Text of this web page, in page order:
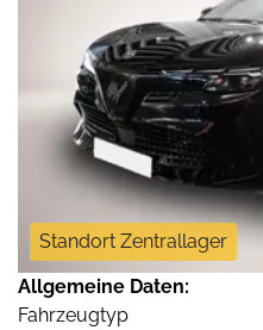
Standort Zentrallager
Allgemeine Daten:
Fahrzeugtyp